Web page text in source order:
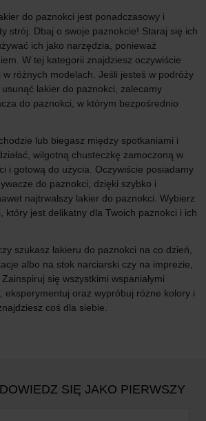
do paznokci jest ponadczasowy i
strój. Dbaj o swoje paznokcie! Staraj się ich
ich jako narzędzia, ponieważ
W tej kategorii znajdziesz oczywiście
w różnych modelach. Jeśli jesteś w podróży
lakier do paznokci, zalecamy
do paznokci, w którym bezpośrednio
lub biegasz między spotkaniami i
wilgotną chusteczkę zamoczoną w
i gotową do użycia. Oczywiście posiadamy
do paznokci, dzięki szybko i
najtrwalszy lakier do paznokci. Wybierz
który jest delikatny dla Twoich paznokci i ich
szukasz lakieru do paznokci na co dzień,
albo na stok narciarski czy na imprezie,
się wszystkimi wspaniałymi
eksperymentuj oraz wypróbuj różne kolory i
coś dla siebie.
DOWIEDZ SIĘ JAKO PIERWSZY